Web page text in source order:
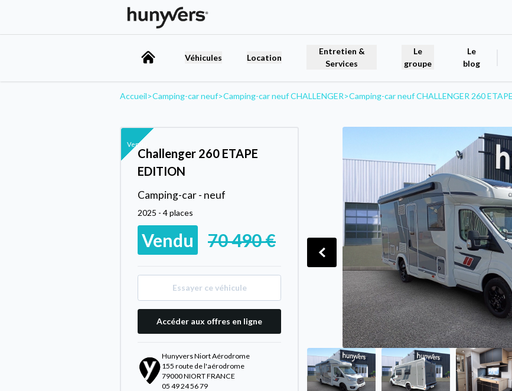
Véhicules Location
Entretien &
Services
Le
groupe
Le
blog
Accueil>Camping-car neuf>Camping-car neuf CHALLENGER>Camping-car neuf CHALLENGER 260
Vendu
Challenger 260 ETAPE
EDITION
Camping-car - neuf
2025 - 4 places
Vendu 70 490 €
Essayer ce véhicule
Accéder aux offres en ligne
Hunyvers Niort Aérodrome
155 route de l'aérodrome
79000 NIORT FRANCE
05 49 24 56 79